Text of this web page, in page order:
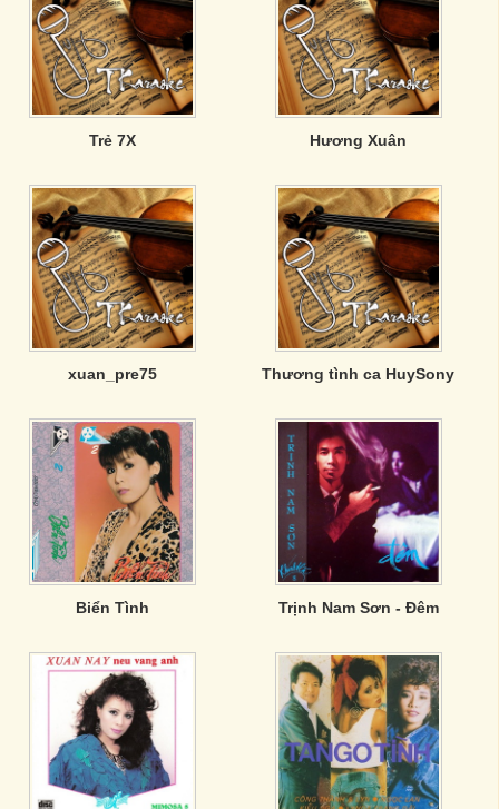
Trẻ 7X Hương Xuân
xuan_pre75 Thương tình ca HuySony
Biển Tình Trịnh Nam Sơn - Đêm